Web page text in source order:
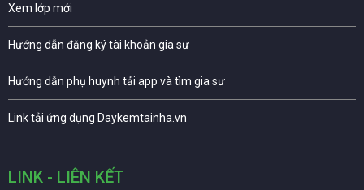
Xem lớp mới
Hướng dẫn đăng ký tài khoản gia sư
Hướng dẫn phụ huynh tải app và tìm gia sư
Link tải ứng dụng Daykemtainha.vn
LINK - LIÊN KẾT